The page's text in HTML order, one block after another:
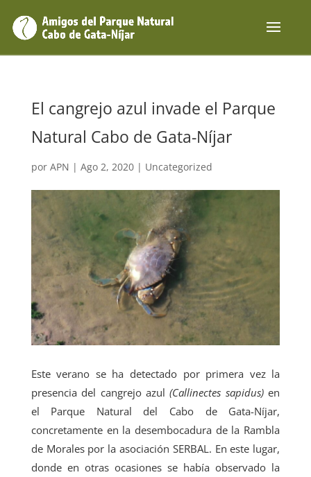
El cangrejo azul invade el Parque
Natural Cabo de Gata-Níjar
por APN | Ago 2, 2020| Uncategorized
Este verano se ha detectado por primera vez la
presencia del cangrejo azul(Callinectes sapidus)en
el Parque Natural del Cabo de Gata-Níjar,
concretamente en la desembocadura de la Rambla
de Morales por la asociación SERBAL. En este lugar,
donde en otras ocasiones se había observado la